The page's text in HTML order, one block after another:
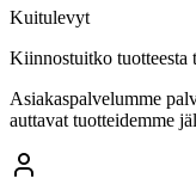
Kuitulevyt
Kiinnostuitko tuotteesta
Asiakaspalvelumme
auttavat tuotteidemme